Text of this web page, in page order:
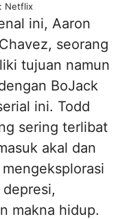
Netflix
ini, Aaron
seorang
tujuan namun
BoJack
ini. Todd
sering terlibat
akal dan
makna hidup.